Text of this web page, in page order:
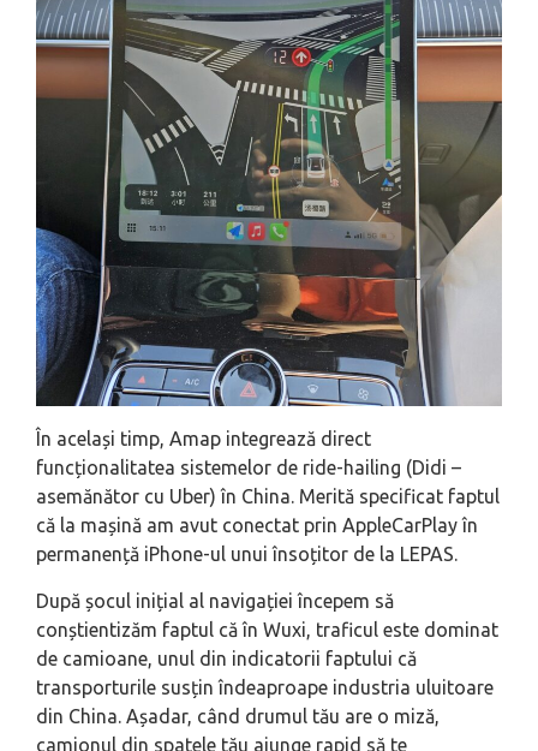
În același timp, Amap integrează direct
funcționalitatea sistemelor de ride-hailing (Didi –
asemănător cu Uber) în China. Merită specificat faptul
că la mașină am avut conectat prin AppleCarPlay în
permanență iPhone-ul unui însoțitor de la LEPAS.
După șocul inițial al navigației începem să
conștientizăm faptul că în Wuxi, traficul este dominat
de camioane, unul din indicatorii faptului că
transporturile susțin îndeaproape industria uluitoare
din China. Așadar, când drumul tău are o miză,
camionul din spatele tău ajunge rapid să te